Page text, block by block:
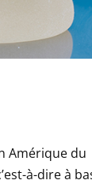
Amérique du
à-dire à